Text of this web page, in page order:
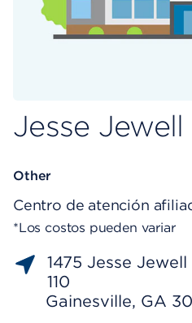
Jesse Jewell
Other
Centro de atención
*Los costos pueden variar
1475 Jesse
110
Gainesville, GA